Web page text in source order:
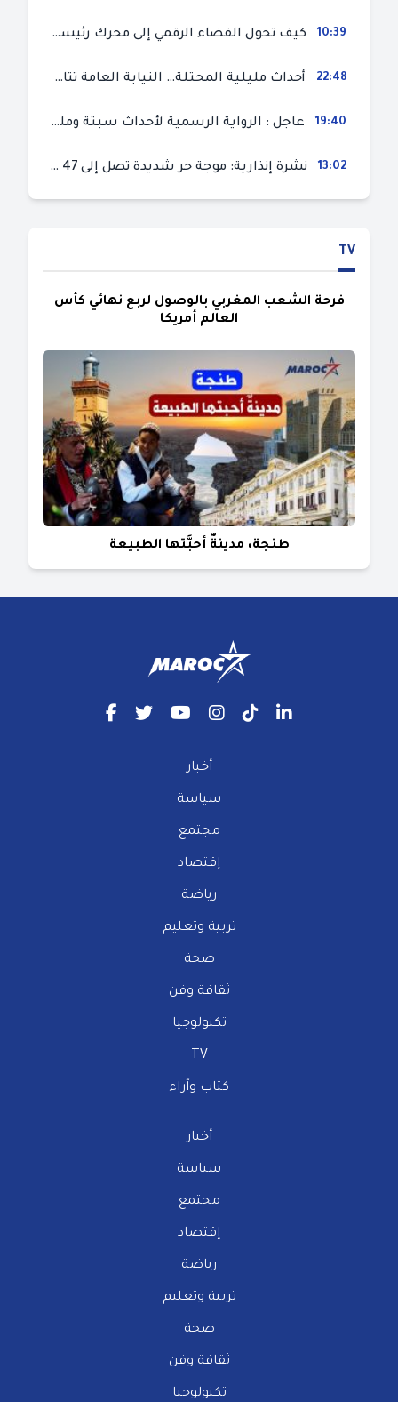
10:39 كيف تحول الفضاء الرقمي إلى محرك رئيسي لأحداث الهجرة في سبتة؟
22:48 أحداث مليلية المحتلة… النيابة العامة تتابع 50 متورطا في محاولة اقتحام السياح الحدودي بتهم ثقيلة
19:40 عاجل : الرواية الرسمية لأحداث سبتة ومليلية المحتلتين (وزارة الداخلية)
13:02 نشرة إنذارية: موجة حر شديدة تصل إلى 47 درجة بمختلف مناطق المغرب
TV
فرحة الشعب المغربي بالوصول لربع نهائي كأس
العالم أمريكا
طنجة، مدينةٌ أحبَّتها الطبيعة
أخبار
سياسة
مجتمع
إقتصاد
رياضة
تربية وتعليم
صحة
ثقافة وفن
تكنولوجيا
TV
كتاب وآراء
أخبار
سياسة
مجتمع
إقتصاد
رياضة
تربية وتعليم
صحة
ثقافة وفن
تكنولوجيا